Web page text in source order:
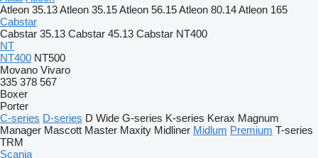
Atleon 35.13Atleon 35.15Atleon 56.15Atleon 80.14Atleon 165
Cabstar
Cabstar 35.13 Cabstar 45.13 Cabstar NT400
NT
NT400 NT500
Movano Vivaro
335 378 567
Boxer
Porter
C-series D-series D Wide G-series K-series Kerax Magnum
Manager Mascott Master Maxity Midliner Midlum Premium T-series
TRM
Scania